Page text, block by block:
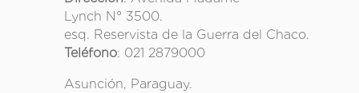
Lynch N° 3500.
esq. Reservista de la Guerra del Chaco.
Teléfono: 021 2879000
Asunción, Paraguay.